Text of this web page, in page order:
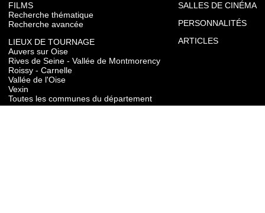
FILMS
Recherche thématique
Recherche avancée
LIEUX DE TOURNAGE
Auvers sur Oise
Rives de Seine - Vallée de Montmorency
Roissy - Carnelle
Vallée de l'Oise
Vexin
Toutes les communes du département
SALLES DE CINÉMA
PERSONNALITÉS
ARTICLES